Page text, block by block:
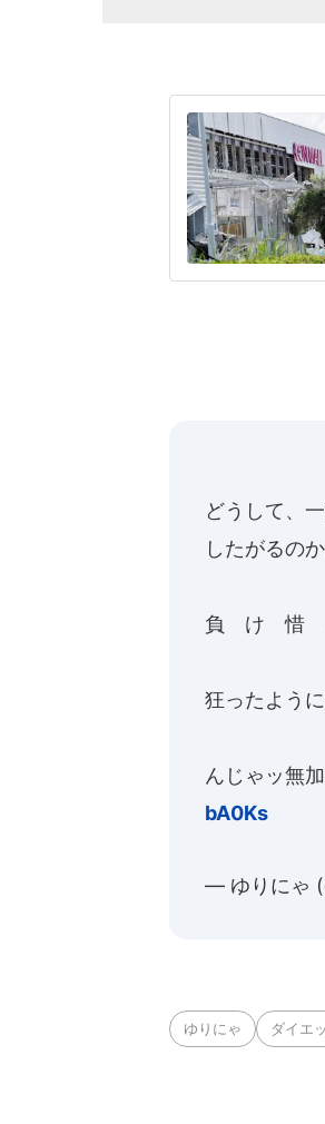
どうして、
したがるの
負 け 惜
狂ったよう
んじゃッ無
bA0Ks
— ゆりにゃ
ゆりにゃ ダイエ